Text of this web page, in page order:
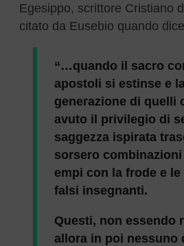
Egesippo, scrittore Cristiano
citato da Eusebio quando
“…quando il sacro
apostoli si estinse e
generazione di quelli
avuto il privilegio di
saggezza ispirata
sorsero
empi con la frode e
falsi insegnanti.
Questi, non essendo
allora in poi nessuno